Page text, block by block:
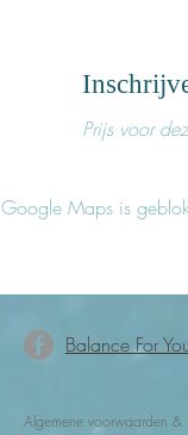
Prijs voor
Google Maps is
Balance For
Algemene voorwaarden &